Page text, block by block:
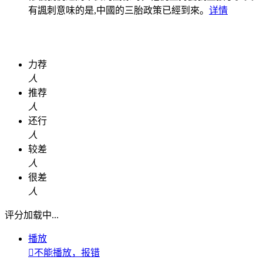
有諷刺意味的是,中國的三胎政策已經到來。 详情
力荐
人
推荐
人
还行
人
较差
人
很差
人
评分加载中...
播放
不能播放，报错